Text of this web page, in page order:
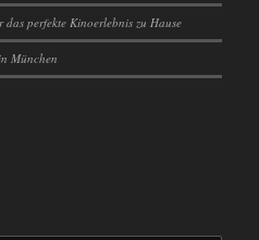
perfekte Kinoerlebnis zu Hause
München